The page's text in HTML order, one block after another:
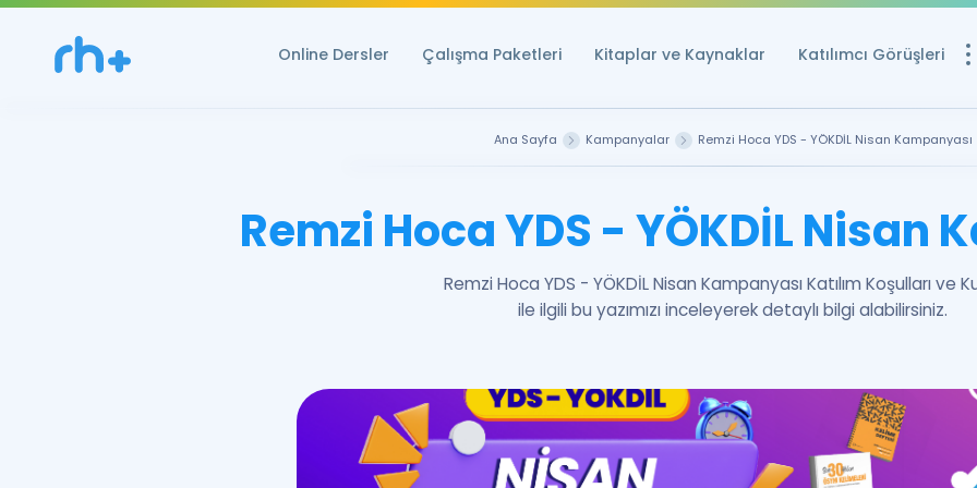
Online Dersler Çalışma Paketleri Kitaplar ve Kaynaklar Katılımcı Görüşleri
Ücretsiz
YDS ve YÖKDİL
Sözlük
İngilizce
Puan
YDS ve YÖKDİL
YDS ve YÖKDİL'e
ÖSYM Sınav
Tüm ÖSYM
Ana Sayfa Kampanyalar Remzi Hoca YDS - YÖKDİL Nisan Kampanyası
Remzi Hoca YDS - YÖKDİL Nisan
Remzi Hoca YDS - YÖKDİL Nisan Kampanyası Katılım Koşulları ve
ile ilgili bu yazımızı inceleyerek detaylı bilgi alabilirsiniz.